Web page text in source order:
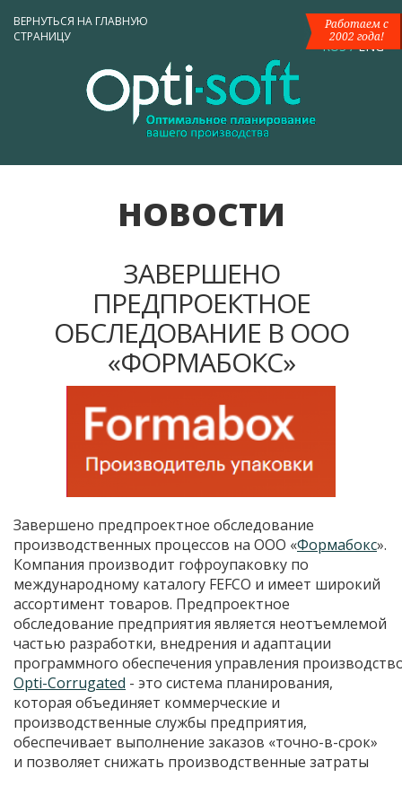
RUS/ENG
Работаем с
2002 года!
ВЕРНУТЬСЯ НА ГЛАВНУЮ
СТРАНИЦУ
НОВОСТИ
ЗАВЕРШЕНО
ПРЕДПРОЕКТНОЕ
ОБСЛЕДОВАНИЕ В ООО
«ФОРМАБОКС»
Завершено предпроектное обследование
производственных процессов на ООО «Формабокс».
Компания производит гофроупаковку по
международному каталогу FEFCO и имеет широкий
ассортимент товаров. Предпроектное
обследование предприятия является неотъемлемой
частью разработки, внедрения и адаптации
программного обеспечения управления
Opti-Corrugated - это система планирования,
которая объединяет коммерческие и
производственные службы предприятия,
обеспечивает выполнение заказов «точно-в-срок»
и позволяет снижать производственные затраты